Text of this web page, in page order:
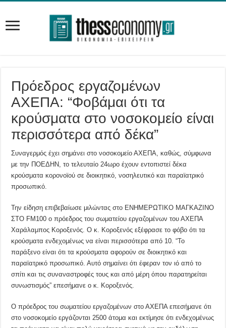
Πρόεδρος εργαζομένων
ΑΧΕΠΑ: “Φοβάμαι ότι τα
κρούσματα στο νοσοκομείο είναι
περισσότερα από δέκα”
Συναγερμός έχει σημάνει στο νοσοκομείο ΑΧΕΠΑ, καθώς, σύμφωνα
με την ΠΟΕΔΗΝ, το τελευταίο 24ωρο έχουν εντοπιστεί δέκα
κρούσματα κορονοϊού σε διοικητικό, νοσηλευτικό και παραϊατρικό
προσωπικό.
Την είδηση επιβεβαίωσε μιλώντας στο ΕΝΗΜΕΡΩΤΙΚΟ ΜΑΓΚΑΖΙΝΟ
ΣΤΟ FM100 ο πρόεδρος του σωματείου εργαζομένων του ΑΧΕΠΑ
Χαράλαμπος Κοροξενός. Ο κ. Κοροξενός εξέφρασε το φόβο ότι τα
κρούσματα ενδεχομένως να είναι περισσότερα από 10. “Το
παράξενο είναι ότι τα κρούσματα αφορούν σε διοικητικό και
παραϊατρικό προσωπικό. Αυτό σημαίνει ότι έφεραν τον ιό από το
σπίτι και τις συναναστροφές τους και από μέρη όπου παρατηρείται
συνωστισμός” επεσήμανε ο κ. Κοροξενός.
Ο πρόεδρος του σωματείου εργαζομένων στο ΑΧΕΠΑ επεσήμανε ότι
στο νοσοκομείο εργάζονται 2500 άτομα και εκτίμησε ότι ενδεχομένως